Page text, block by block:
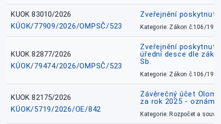
KUOK 83010/2026
KÚOK/77909/2026/OMPSČ/523
Zveřejnění
Kategorie: Zákon č.106/1999
KUOK 82877/2026
KÚOK/79474/2026/OMPSČ/523
Zveřejnění
úřední desce dle
Sb.
Kategorie: Zákon č.106/1999
KUOK 82175/2026
KÚOK/5719/2026/OE/842
Závěrečný účet
za rok 2025 -
Kategorie: Rozpočet a